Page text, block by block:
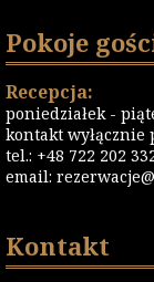
Pokoje
Recepcja:
poniedziałek -
kontakt wyłącznie
tel.: +48 722 202
email:
Kontakt